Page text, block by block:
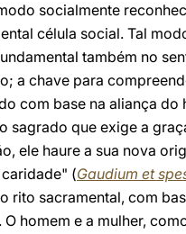
socialmente
célula social. Tal
também no
a chave para
com base na aliança
sagrado que exige a
ele haure a sua nova
caridade" (Gaudium et
rito sacramental, com
homem e a mulher,